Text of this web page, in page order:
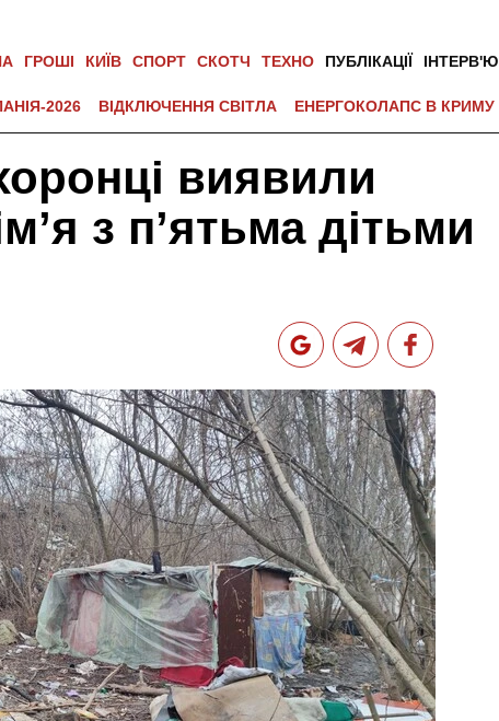
ГРОШІ КИЇВ СПОРТ СКОТЧ ТЕХНО ПУБЛІКАЦІЇ ІНТЕРВ'Ю
2026 ВІДКЛЮЧЕННЯ СВІТЛА ЕНЕРГОКОЛАПС В КРИМУ
виявили
з п’ятьма дітьми